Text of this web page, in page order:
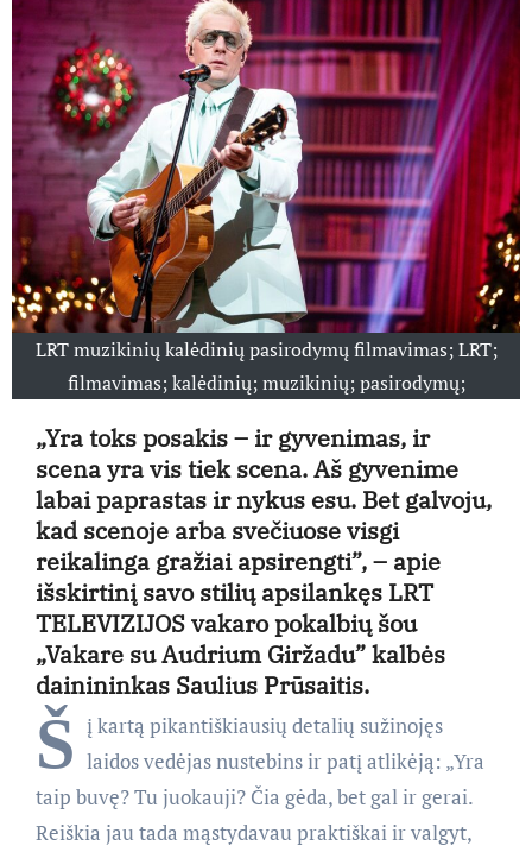
LRT muzikinių kalėdinių pasirodymų filmavimas; LRT;
filmavimas; kalėdinių; muzikinių; pasirodymų;
„Yra toks posakis – ir gyvenimas, ir
scena yra vis tiek scena. Aš gyvenime
labai paprastas ir nykus esu. Bet galvoju,
kad scenoje arba svečiuose visgi
reikalinga gražiai apsirengti”, – apie
išskirtinį savo stilių apsilankęs LRT
TELEVIZIJOS vakaro pokalbių šou
„Vakare su Audrium Giržadu” kalbės
dainininkas Saulius Prūsaitis.
Š į kartą pikantiškiausių detalių sužinojęs
laidos vedėjas nustebins ir patį atlikėją: „Yra
taip buvę? Tu juokauji? Čia gėda, bet gal ir gerai.
Reiškia jau tada mąstydavau praktiškai ir valgyt,